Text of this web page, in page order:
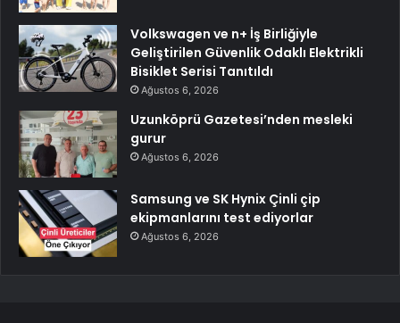
Volkswagen ve n+ İş Birliğiyle
Geliştirilen Güvenlik Odaklı Elektrikli
Bisiklet Serisi Tanıtıldı
Ağustos 6, 2026
Uzunköprü Gazetesi’nden mesleki
gurur
Ağustos 6, 2026
Samsung ve SK Hynix Çinli çip
ekipmanlarını test ediyorlar
Ağustos 6, 2026